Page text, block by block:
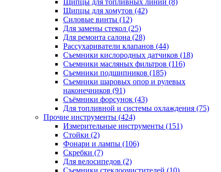
Щипцы для топливных линий (8)
Щипцы для хомутов (42)
Силовые винты (12)
Для замены стекол (25)
Для ремонта салона (28)
Рассухариватели клапанов (44)
Съемники кислородных датчиков (18)
Съемники масляных фильтров (116)
Съемники подшипников (185)
Съемники шаровых опор и рулевых
наконечников (91)
Съёмники форсунок (43)
Для топливной и системы охлаждения (75)
Прочие инструменты (424)
Измерительные инструменты (151)
Стойки (2)
Фонари и лампы (106)
Скребки (7)
Для велосипедов (2)
Съемники стеклоочистителей (10)